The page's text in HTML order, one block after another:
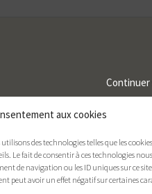
aux cookies
des technologies telles que les
Le fait de consentir à ces technologies
de navigation ou les ID uniques sur ce
peut avoir un effet négatif sur certaines
Continuer